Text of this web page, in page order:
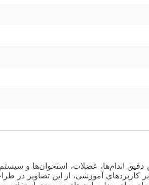
دقیق اندام‌ها، عضلات، استخوان‌ها و
بر کاربردهای آموزشی، از این تصاویر در